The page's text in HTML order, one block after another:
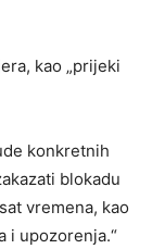
kao „prijeki
konkretnih
blokadu
vremena, kao
i upozorenja.“